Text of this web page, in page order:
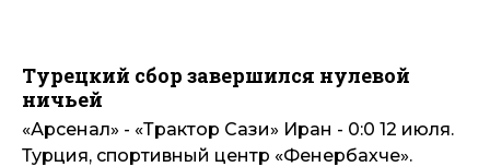
Турецкий сбор завершился нулевой
ничьей
«Арсенал» - «Трактор Сази» Иран - 0:0 12 июля.
Турция, спортивный центр «Фенербахче».